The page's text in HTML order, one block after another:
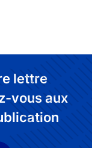
lettre
vous aux